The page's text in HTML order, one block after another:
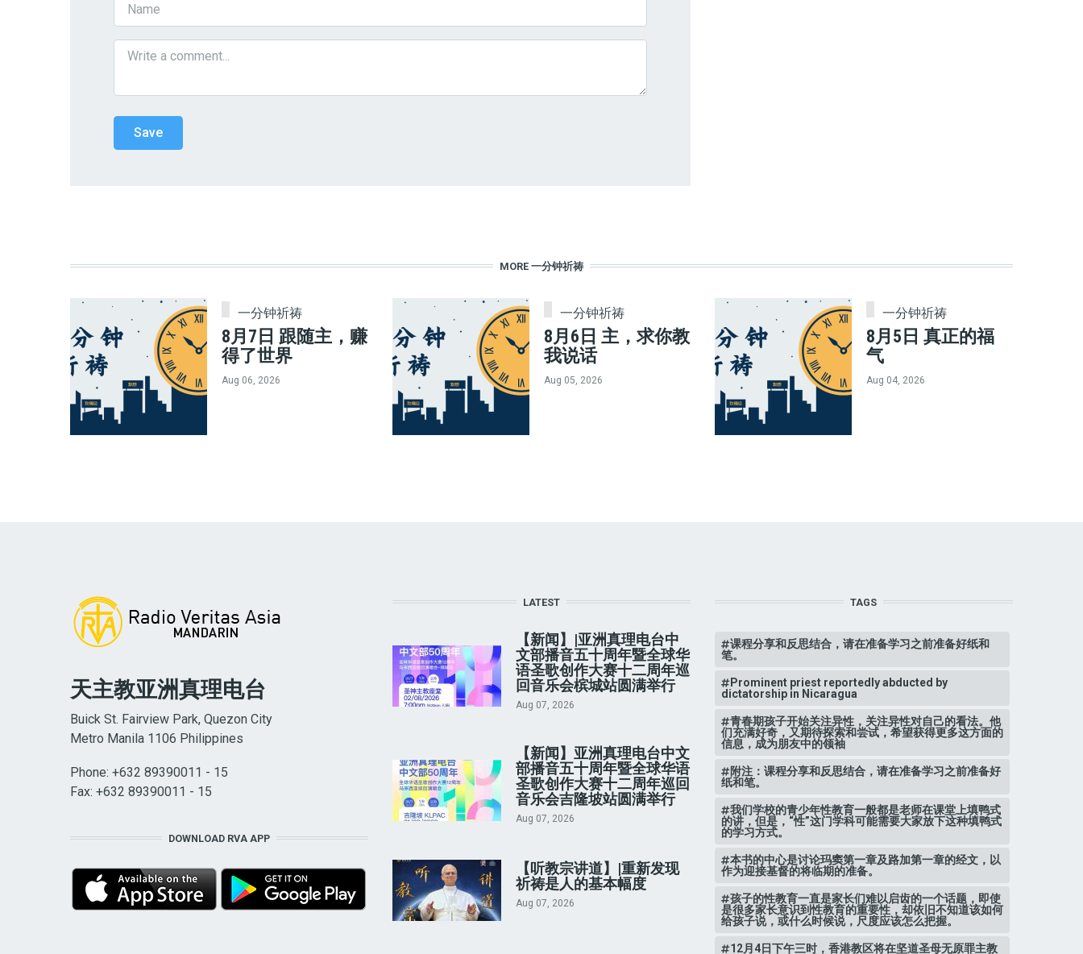
MORE 一分钟祈祷
一分钟祈祷
8月7日 跟随主，赚
得了世界
Aug 06, 2026
一分钟祈祷
8月6日 主，求你教
我说话
Aug 05, 2026
一分钟祈祷
8月5日 真正的福
气
Aug 04, 2026
天主教亚洲真理电台
Buick St. Fairview Park, Quezon City
Metro Manila 1106 Philippines
Phone: +632 89390011 - 15
Fax: +632 89390011 - 15
DOWNLOAD RVA APP
LATEST
【新闻】|亚洲真理电台中
文部播音五十周年暨全球华
语圣歌创作大赛十二周年巡
回音乐会槟城站圆满举行
Aug 07, 2026
【新闻】亚洲真理电台中文
部播音五十周年暨全球华语
圣歌创作大赛十二周年巡回
音乐会吉隆坡站圆满举行
Aug 07, 2026
【听教宗讲道】|重新发现
祈祷是人的基本幅度
Aug 07, 2026
TAGS
课程分享和反思结合，请在准备学习之前准备好纸和
笔。
Prominent priest reportedly abducted by
dictatorship in Nicaragua
青春期孩子开始关注异性，关注异性对自己的看法。他
们充满好奇，又期待探索和尝试，希望获得更多这方面的
信息，成为朋友中的领袖
附注：课程分享和反思结合，请在准备学习之前准备好
纸和笔。
我们学校的青少年性教育一般都是老师在课堂上填鸭式
的讲，但是，“性”这门学科可能需要大家放下这种填鸭式
的学习方式。
​本书的中心是讨论玛窦第一章及路加第一章的经文，以
作为迎接基督的将临期的准备。
孩子的性教育一直是家长们难以启齿的一个话题，即使
是很多家长意识到性教育的重要性，却依旧不知道该如何
给孩子说，或什么时候说，尺度应该怎么把握。
12月4日下午三时，香港教区将在坚道圣母无原罪主教